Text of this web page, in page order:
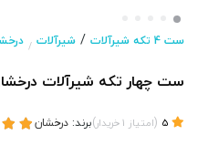
ست 4 تکه شیرآلات / شیرآلات /
ست چهار تکه شیرآلات
(امتیاز 1خریدار)برند: درخشان